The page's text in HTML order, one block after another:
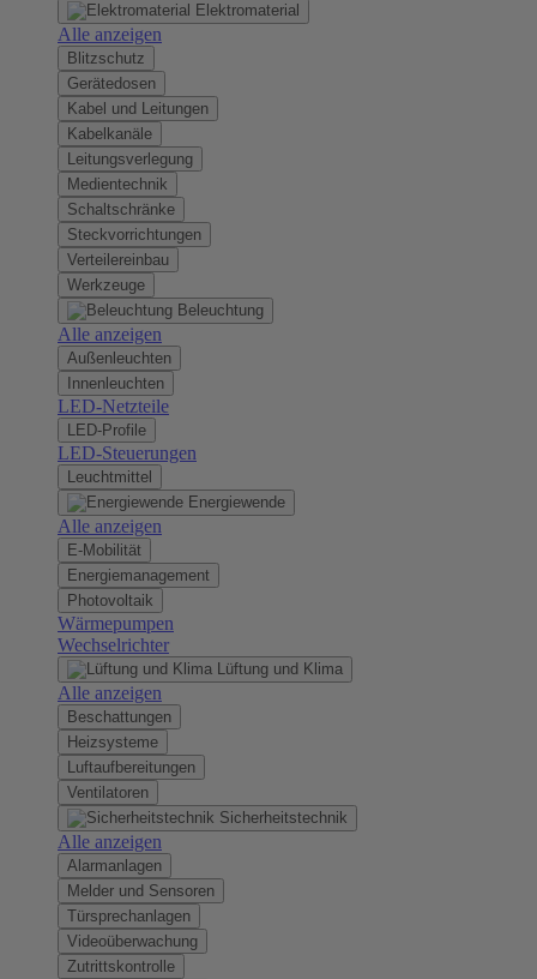
Elektromaterial
Alle anzeigen
Blitzschutz
Gerätedosen
Kabel und Leitungen
Kabelkanäle
Leitungsverlegung
Medientechnik
Schaltschränke
Steckvorrichtungen
Verteilereinbau
Werkzeuge
Beleuchtung
Alle anzeigen
Außenleuchten
Innenleuchten
LED-Netzteile
LED-Profile
LED-Steuerungen
Leuchtmittel
Energiewende
Alle anzeigen
E-Mobilität
Energiemanagement
Photovoltaik
Wärmepumpen
Wechselrichter
Lüftung und Klima
Alle anzeigen
Beschattungen
Heizsysteme
Luftaufbereitungen
Ventilatoren
Sicherheitstechnik
Alle anzeigen
Alarmanlagen
Melder und Sensoren
Türsprechanlagen
Videoüberwachung
Zutrittskontrolle